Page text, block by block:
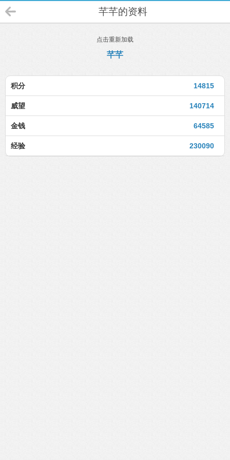
芊芊的资料
点击重新加载
芊芊
14815
积分
140714
威望
64585
金钱
230090
经验